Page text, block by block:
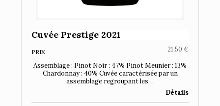
Cuvée Prestige 2021
PRIX 21.50 €
Assemblage : Pinot Noir : 47% Pinot Meunier : 13%
Chardonnay : 40% Cuvée caractérisée par un
assemblage regroupant les…
Détails